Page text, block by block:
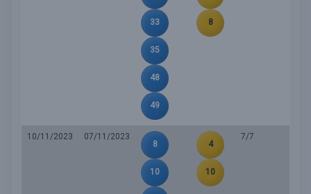
33
35
48
49
8
10/11/2023
07/11/2023
8
10
4
10
7/7